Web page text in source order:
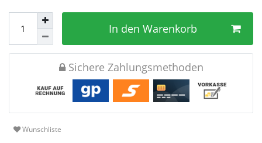
In den Warenkorb
Sichere Zahlungsmethoden
Wunschliste